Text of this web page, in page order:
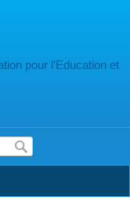
pour l’Education et